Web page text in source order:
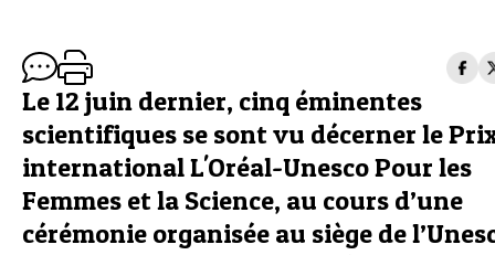
Le 12 juin dernier, cinq éminentes
scientifiques se sont vu décerner le
international L'Oréal-Unesco Pour les
Femmes et la Science, au cours d’une
cérémonie organisée au siège de